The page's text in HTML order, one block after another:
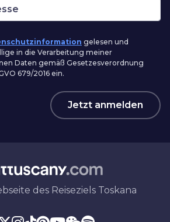
gelesen und
in die Verarbeitung meiner
Daten gemäß Gesetzesverordnung
679/2016 ein.
Jetzt anmelden
des Reiseziels Toskana